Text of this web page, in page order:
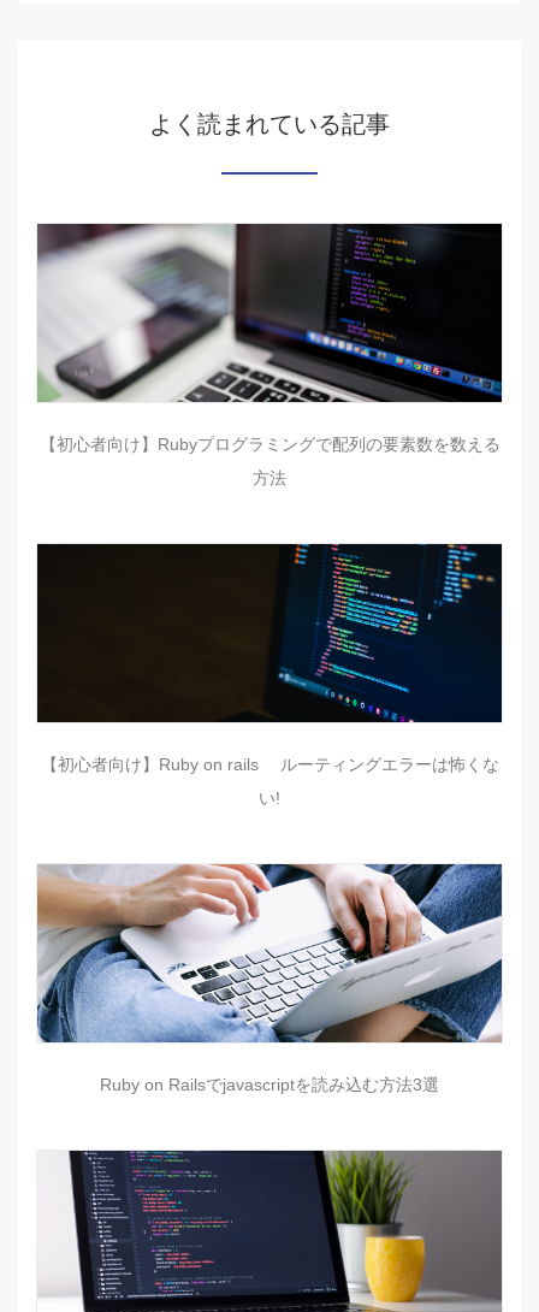
よく読まれている記事
【初心者向け】Rubyプログラミングで配列の要素数を数える
方法
【初心者向け】Ruby on rails ルーティングエラーは怖くな
い!
Ruby on Railsでjavascriptを読み込む方法3選